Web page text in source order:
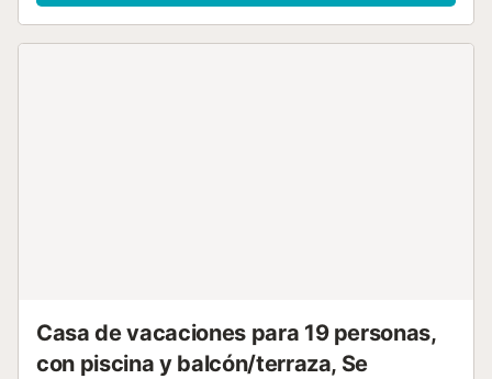
salón - cocina, 2 dormitorios y baño completo. Vivienda
necesario usar vehículo para ir a supermercados,
restaurantes etc. Entorno rural,...
Casa de vacaciones para 19 personas,
con piscina y balcón/terraza, Se